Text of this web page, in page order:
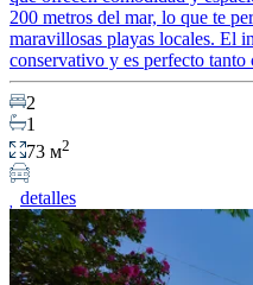
200 metros del mar, lo que te
maravillosas playas locales. El
conservativo y es perfecto
2
1
73 м2
detalles